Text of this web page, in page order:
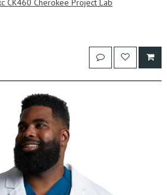
CK460 Cherokee Project Lab